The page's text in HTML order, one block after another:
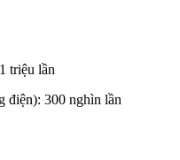
triệu lần
điện): 300 nghìn lần